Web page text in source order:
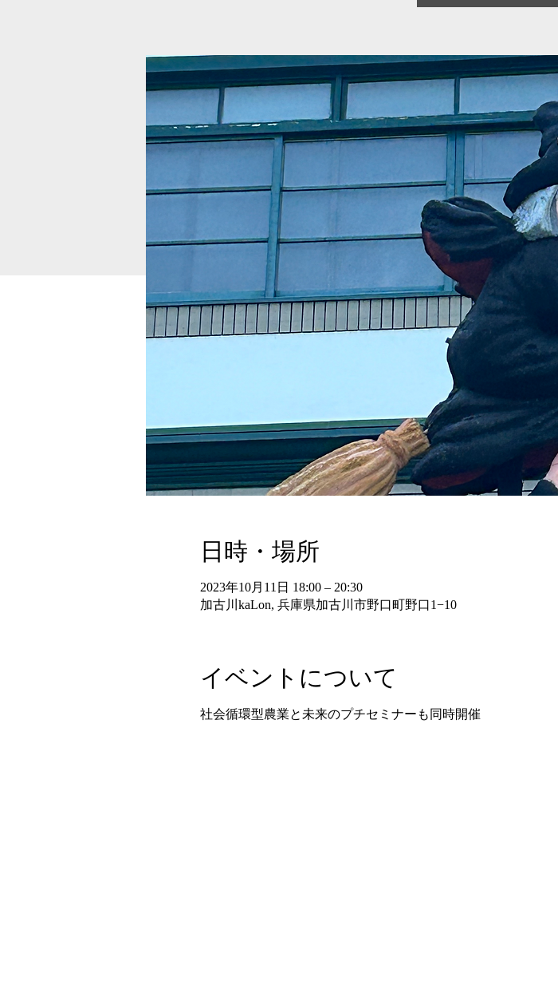
日時・場所
2023年10月11日 18:00 – 20:30
加古川kaLon, 兵庫県加古川市野口町野口1−10
イベントについて
社会循環型農業と未来のプチセミナーも同時開催